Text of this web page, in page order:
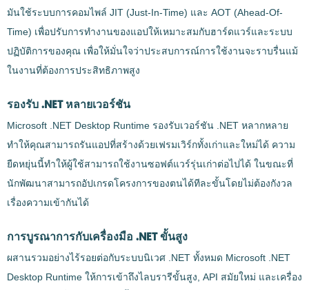
มันใช้ระบบการคอมไพล์ JIT (Just-In-Time) และ AOT (Ahead-Of-
Time) เพื่อปรับการทำงานของแอปให้เหมาะสมกับฮาร์ดแวร์และระบบ
ปฏิบัติการของคุณ เพื่อให้มั่นใจว่าประสบการณ์การใช้งานจะราบรื่นแม้
ในงานที่ต้องการประสิทธิภาพสูง
รองรับ .NET หลายเวอร์ชัน
Microsoft .NET Desktop Runtime รองรับเวอร์ชัน .NET หลากหลาย
ทำให้คุณสามารถรันแอปที่สร้างด้วยเฟรมเวิร์กทั้งเก่าและใหม่ได้ ความ
ยืดหยุ่นนี้ทำให้ผู้ใช้สามารถใช้งานซอฟต์แวร์รุ่นเก่าต่อไปได้ ในขณะที่
นักพัฒนาสามารถอัปเกรดโครงการของตนได้ทีละขั้นโดยไม่ต้องกังวล
เรื่องความเข้ากันได้
การบูรณาการกับเครื่องมือ .NET ขั้นสูง
ผสานรวมอย่างไร้รอยต่อกับระบบนิเวศ .NET ทั้งหมด Microsoft .NET
Desktop Runtime ให้การเข้าถึงไลบรารีขั้นสูง, API สมัยใหม่ และเครื่อง